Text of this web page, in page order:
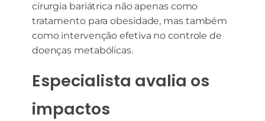
cirurgia bariátrica não apenas como
tratamento para obesidade, mas também
como intervenção efetiva no controle de
doenças metabólicas.
Especialista avalia os
impactos